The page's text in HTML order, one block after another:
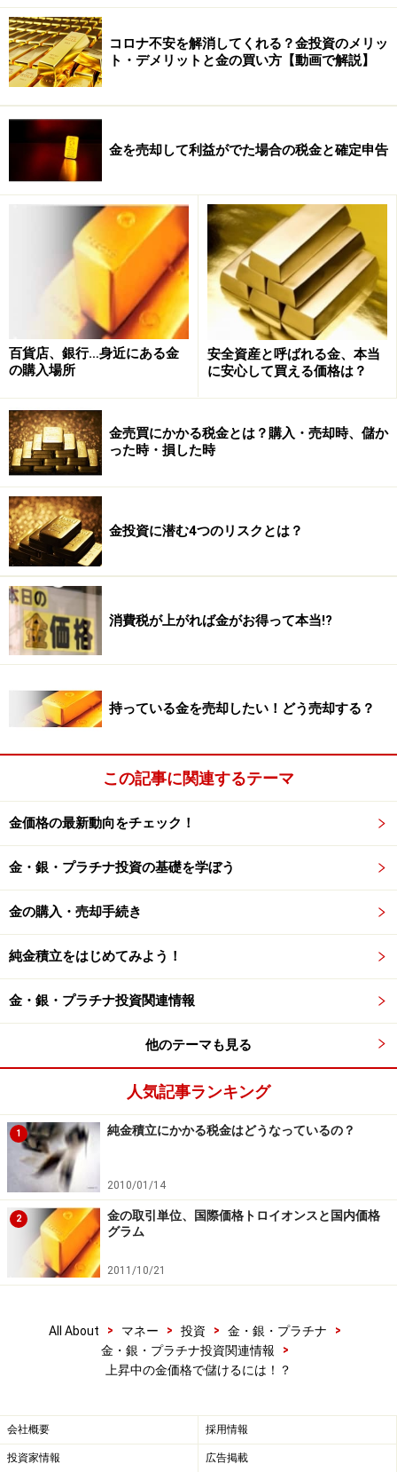
一方、需要の方ですが、約４０００トンの供給量のうち
３０００トン強が実需に使用されます。歯科治療や工業
品にも使用されますが、大半は宝飾品でインドがダント
ツの消費国となっています。インドは自国で宝飾品を加
工し、ドバイなど金が好きなアラブ諸国へ輸出してお
り、ITと並ぶ同国の主要輸出産品となっています。残り
が最近増えている投資の部分で、金塊、コインとして持
つものと、先物投資やETF（指数連動型上場投信）など
の投資用にリザーブされるものです。この投資部分が重
要になってきており、世界最大の年金基金であるアメリ
カ・カリフォルニア州のカルパースが２００７年度より
商品への運用をテストすると発表しています。
順調にいけばカルパースにならって金で資産運用する他
の巨大年金ファンドや大学ファンドなどもでこようかと
兆ドル）を持つ中国はその大半をドルばかりで保有して
おり、他の経済大国並みに金へ分散することも予想され
ます。
上昇中とはいえ、まだまだ金は割安！
本記事の内容は一般的な情報提供を目的としており、特定の金融
商品や投資行動を推奨するものではありません。
投資や資産運用に関する最終的なご判断はご自身の責任において
行ってください。
掲載情報の正確性・完全性については十分に配慮しております
が、その内容を保証するものではなく、これに基づく損失・損害
の公式情報をご確認ください。
コロナ不安を解消してくれる？金投資のメリッ
ト・デメリットと金の買い方【動画で解説】
金を売却して利益がでた場合の税金と確定申告
百貨店、銀行…身近にある金
の購入場所
安全資産と呼ばれる金、本当
に安心して買える価格は？
金売買にかかる税金とは？購入・売却時、儲か
った時・損した時
金投資に潜む4つのリスクとは？
消費税が上がれば金がお得って本当!?
持っている金を売却したい！どう売却する？
この記事に関連するテーマ
金価格の最新動向をチェック！
金・銀・プラチナ投資の基礎を学ぼう
金の購入・売却手続き
純金積立をはじめてみよう！
金・銀・プラチナ投資関連情報
他のテーマも見る
人気記事ランキング
1 純金積立にかかる税金はどうなっているの？
2010/01/14
2
金の取引単位、国際価格トロイオンスと国内価格
グラム
2011/10/21
All About > マネー > 投資 > 金・銀・プラチナ
>
金・銀・プラチナ投資関連情報
>
上昇中の金価格で儲けるには！？
会社概要 採用情報
投資家情報 広告掲載